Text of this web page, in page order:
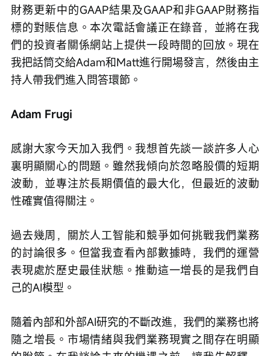
財務更新中的GAAP結果及GAAP和非GAAP財務指
標的對賬信息。本次電話會議正在錄音，並將在我
們的投資者關係網站上提供一段時間的回放。現在
我把話筒交給Adam和Matt進行開場發言，然後由主
持人帶我們進入問答環節。
Adam Frugi
感謝大家今天加入我們。我想首先談一談許多人心
裏明顯關心的問題。雖然我傾向於忽略股價的短期
波動，並專注於長期價值的最大化，但最近的波動
性確實值得關注。
過去幾周，關於人工智能和競爭如何挑戰我們業務
的討論很多。但當我查看內部數據時，我們的運營
表現處於歷史最佳狀態。推動這一增長的是我們自
己的AI模型。
隨着內部和外部AI研究的不斷改進，我們的業務也將
隨之增長。市場情緒與我們業務現實之間存在明顯